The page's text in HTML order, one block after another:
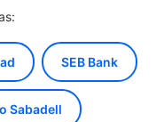
SEB Bank
Sabadell